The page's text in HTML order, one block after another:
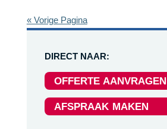
« Vorige Pagina
DIRECT NAAR:
OFFERTE AANVRAGEN
AFSPRAAK MAKEN